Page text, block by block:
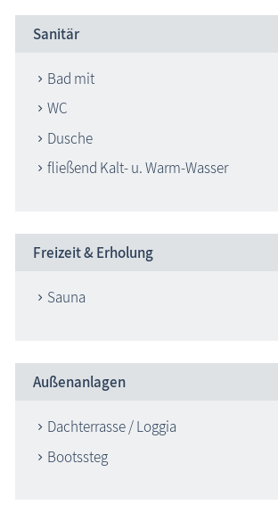
Sanitär
Bad mit
WC
Dusche
fließend Kalt- u. Warm-Wasser
Freizeit & Erholung
Sauna
Außenanlagen
Dachterrasse / Loggia
Bootssteg